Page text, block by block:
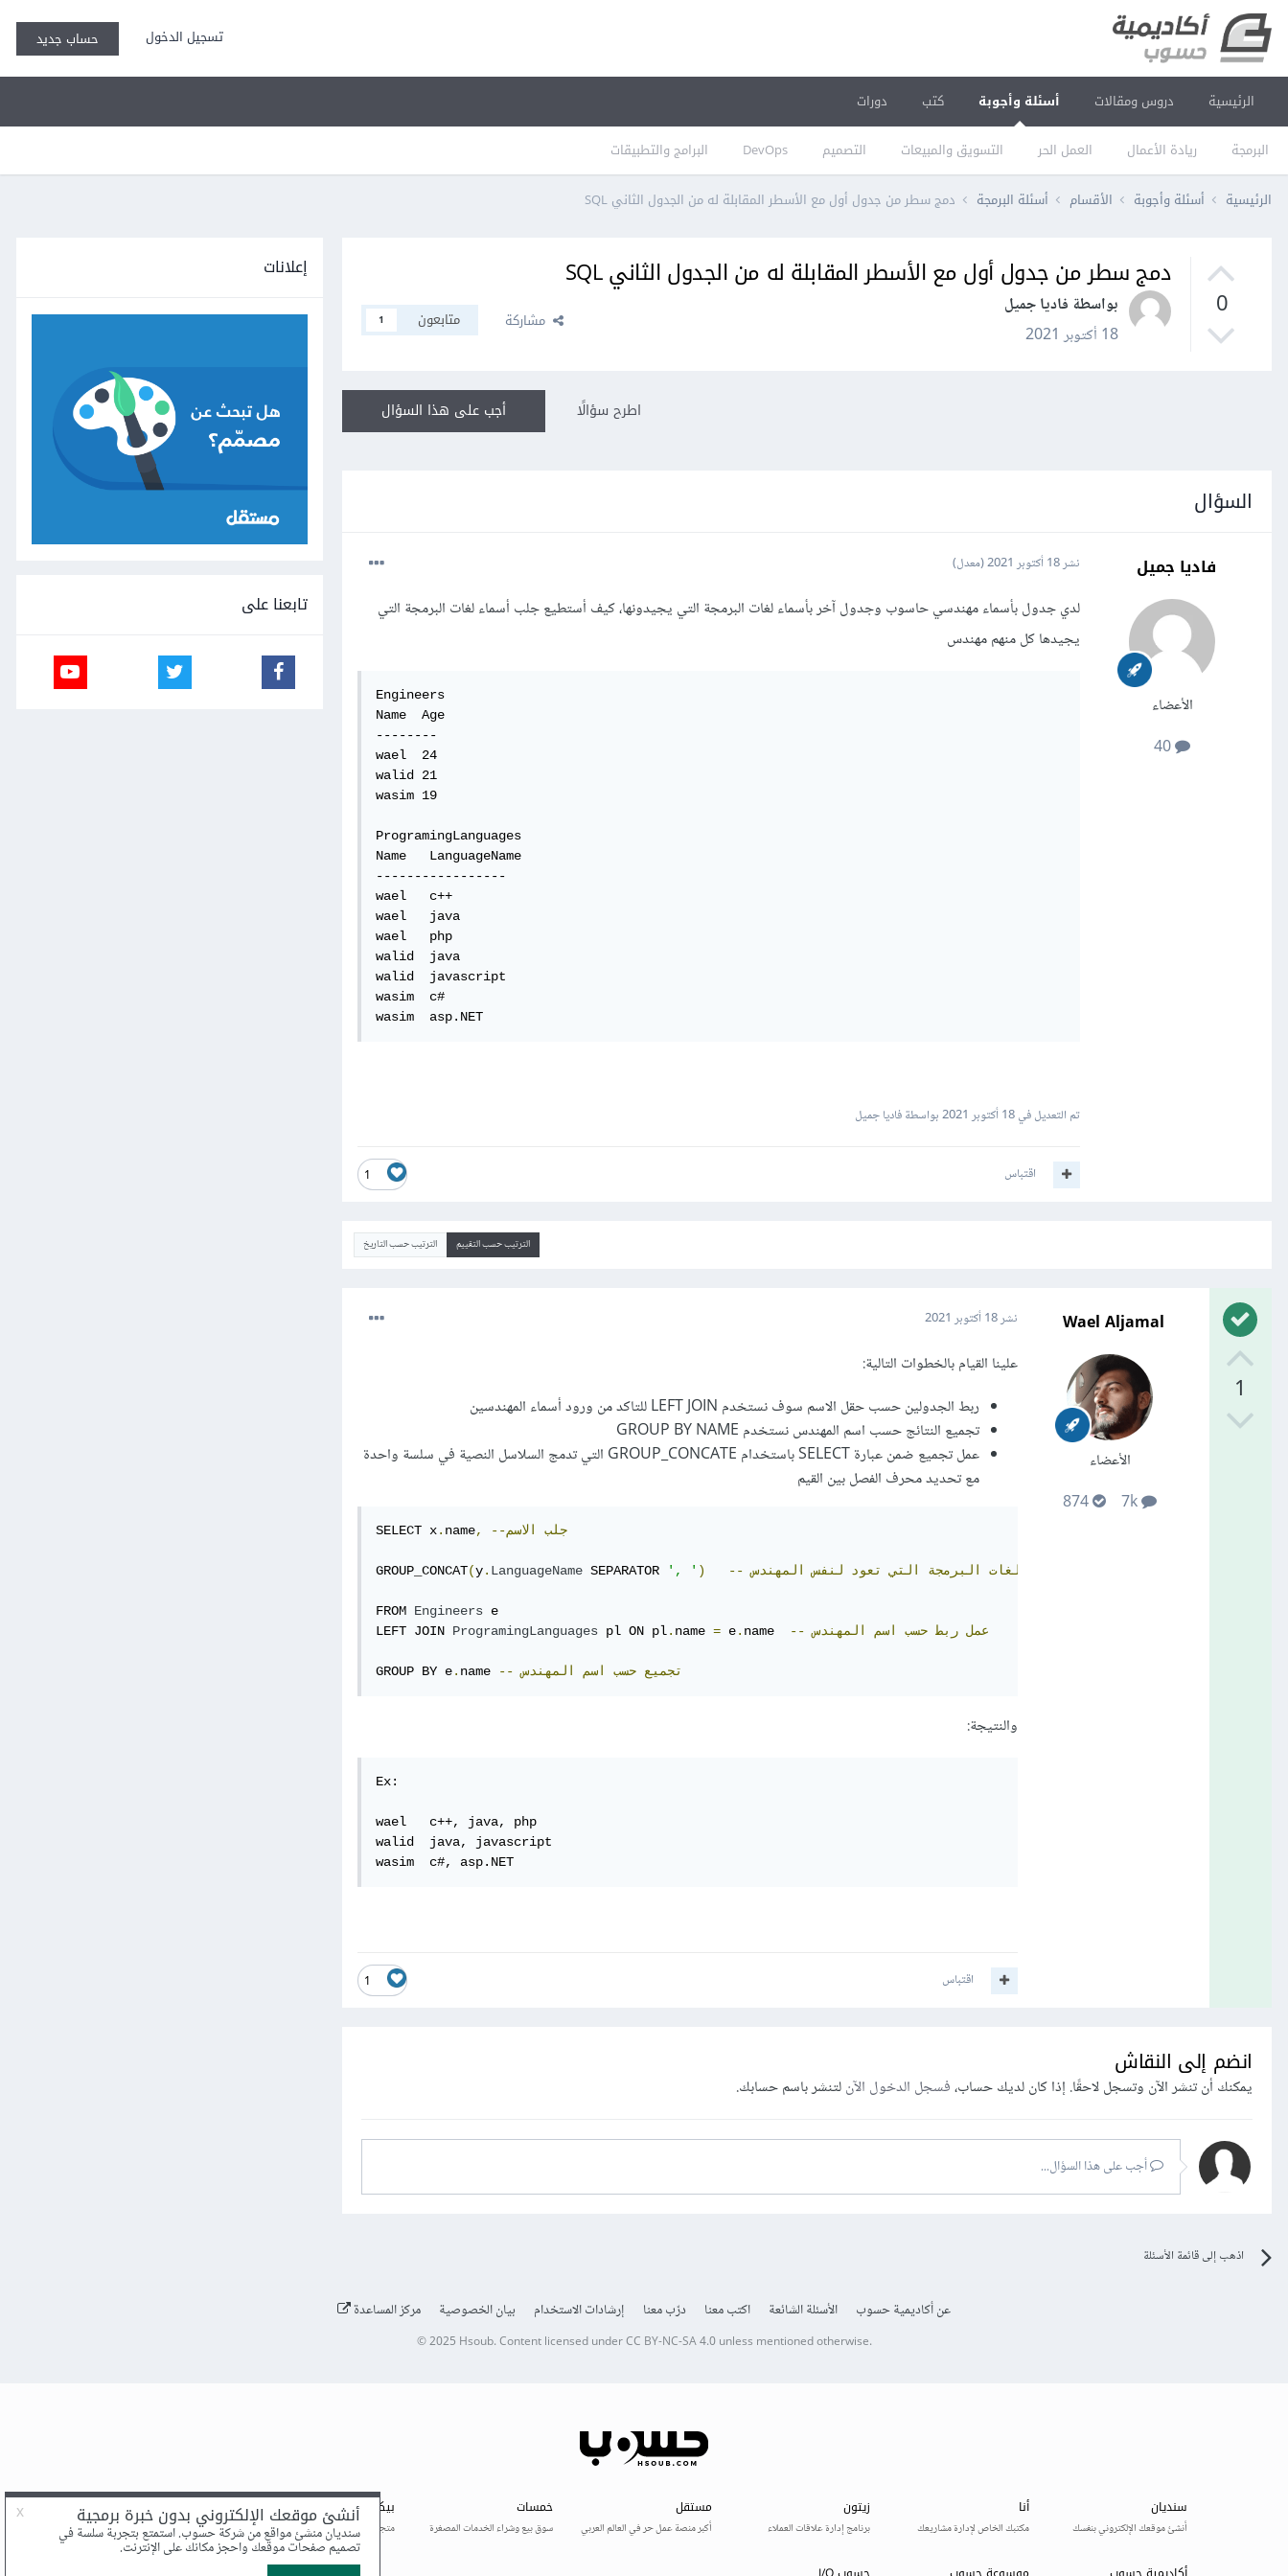
تسجيل الدخول حساب جديد
الرئيسية دروس ومقالات أسئلة وأجوبة
البرمجة ريادة الأعمال العمل الحر التسويق والمبيعات التصميم DevOps البرامج والتطبيقات
كتب دورات
الرئيسية أسئلة وأجوبة الأقسام أسئلة البرمجة دمج سطر من جدول أول مع الأسطر المقابلة له من الجدول الثاني SQL
0
دمج سطر من جدول أول مع الأسطر المقابلة له من الجدول الثاني SQL
بواسطة فاديا جميل
18 أكتوبر 2021
مشاركة متابعون 1
أجب على هذا السؤال اطرح سؤالًا
السؤال
فاديا جميل
الأعضاء
نشر18 أكتوبر 2021 (معدل)
لدي جدول بأسماء مهندسي حاسوب وجدول آخر بأسماء لغات البرمجة التي يجيدونها، كيف أستطيع جلب أسماء لغات البرمجة التي
يجيدها كل منهم مهندس
Engineers
Name  Age
--------
wael  24
walid 21
wasim 19
ProgramingLanguages
Name   LanguageName
-----------------
wael   c++
wael   java
wael   php
walid  java
walid  javascript
wasim  c#
wasim  asp.NET
تم التعديل في18 أكتوبر 2021 بواسطة فاديا جميل
1 اقتباس
الترتيب حسب التقييم الترتيب حسب التاريخ
1
Wael Aljamal
الأعضاء
نشر18 أكتوبر 2021
علينا القيام بالخطوات التالية:
ربط الجدولين حسب حقل الاسم سوف نستخدم LEFT JOIN للتاكد من ورود أسماء المهندسين
تجميع النتائج حسب اسم المهندس نستخدم GROUP BY NAME
عمل تجميع ضمن عبارة SELECT باستخدام GROUP_CONCATE التي تدمج السلاسل النصية في سلسة واحدة
مع تحديد محرف الفصل بين القيم
SELECT x. name, --جلب الاسم
GROUP_CONCAT(y. LanguageName SEPARATOR ', ' ) -- لغات البرمجة التي تعود لنفس المهندس
FROM Engineers e
LEFT JOIN ProgramingLanguages pl ON pl. name = e. name -- عمل ربط حسب اسم المهندس
GROUP BY e. name -- تجميع حسب اسم المهندس
والنتيجة:
Ex:
wael   c++, java, php
walid  java, javascript
wasim  c#, asp.NET
1 اقتباس
انضم إلى النقاش
يمكنك أن تنشر الآن وتسجل لاحقًا. إذا كان لديك حساب،فسجل الدخول الآنلتنشر باسم حسابك.
أجب على هذا السؤال...
اذهب إلى قائمة الأسئلة
إعلانات
تابعنا على
عن أكاديمية حسوب الأسئلة الشائعة اكتب معنا درّب معنا إرشادات الاستخدام بيان الخصوصية مركز المساعدة
© 2025 Hsoub.Content licensed underCC BY-NC-SA 4.0unless mentioned otherwise.